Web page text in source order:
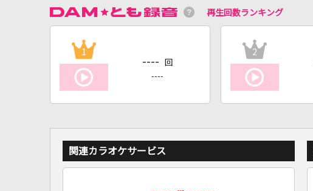
再生回数ランキング
1
---- 回
----
2
関連カラオケサービス